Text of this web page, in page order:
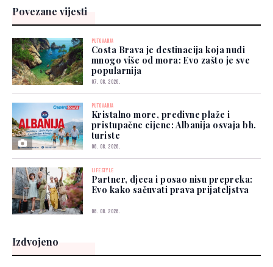
Povezane vijesti
PUTOVANJA
Costa Brava je destinacija koja nudi
mnogo više od mora: Evo zašto je sve
popularnija
07. 08. 2026.
PUTOVANJA
Kristalno more, predivne plaže i
pristupačne cijene: Albanija osvaja bh.
turiste
06. 08. 2026.
LIFESTYLE
Partner, djeca i posao nisu prepreka:
Evo kako sačuvati prava prijateljstva
06. 08. 2026.
Izdvojeno